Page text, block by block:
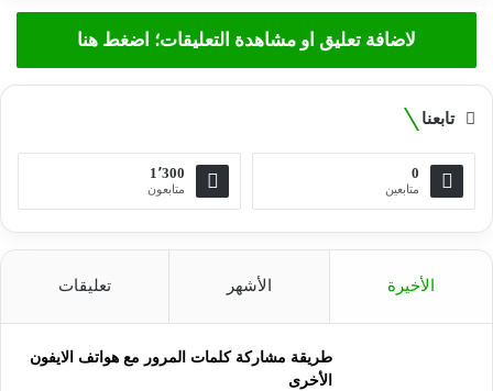
لاضافة تعليق او مشاهدة التعليقات؛ اضغط هنا
تابعنا
0
متابعين
1٬300
متابعون
الأخيرة الأشهر تعليقات
طريقة مشاركة كلمات المرور مع هواتف الايفون
الأخرى